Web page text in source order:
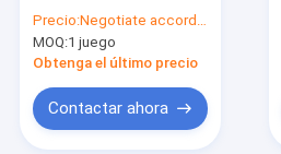
5700K
Precio:Negotiate according to buyer's requirements
MOQ:1 juego
Obtenga el último precio
Contactar ahora